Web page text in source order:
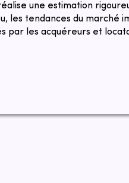
une estimation
les tendances du marché
par les acquéreurs et